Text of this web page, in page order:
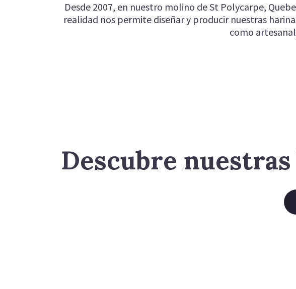
Desde 2007, en nuestro molino de St Polycarpe,
realidad nos permite diseñar y producir nuestras
como
Descubre